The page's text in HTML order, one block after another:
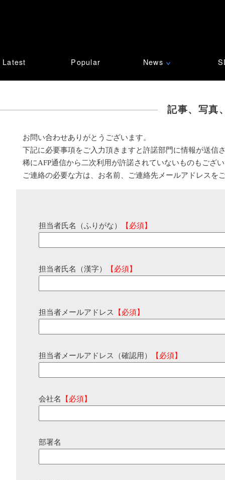
Latest Popular News ∨
記事、写真
お問い合わせありがとうございます。
下記に必要事項をご入力頂きますと許諾部門に情報が送信
稀にAFP通信から二次利用が許諾されていないものもござ
ご連絡の必要な方は、お名前、ご連絡先メールアドレスを
担当者氏名（ふりがな） 【必須】
担当者氏名（漢字） 【必須】
担当者メールアドレス 【必須】
担当者メールアドレス（確認用） 【必須】
会社名 【必須】
部署名